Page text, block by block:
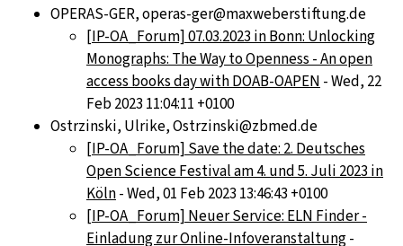
OPERAS-GER, operas-ger@maxweberstiftung.de
[IP-OA_Forum] 07.03.2023 in Bonn: Unlocking
Monographs: The Way to Openness - An open
access books day with DOAB-OAPEN - Wed, 22
Feb 2023 11:04:11 +0100
Ostrzinski, Ulrike, Ostrzinski@zbmed.de
[IP-OA_Forum] Save the date: 2. Deutsches
Open Science Festival am 4. und 5. Juli 2023 in
Köln- Wed, 01 Feb 2023 13:46:43 +0100
[IP-OA_Forum] Neuer Service: ELN Finder -
Einladung zur Online-Infoveranstaltung-